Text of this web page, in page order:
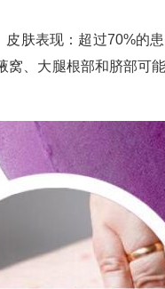
肤表现：超过70%的
、大腿根部和脐部可